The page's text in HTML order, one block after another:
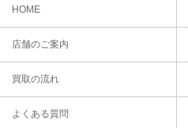
HOME
店舗のご案内
買取の流れ
よくある質問